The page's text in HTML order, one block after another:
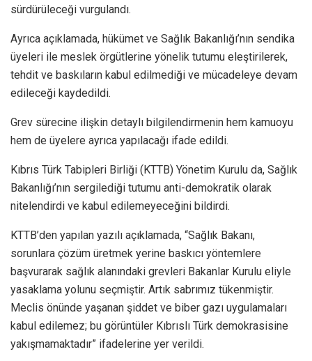
sürdürüleceği vurgulandı.
Ayrıca açıklamada, hükümet ve Sağlık Bakanlığı’nın sendika
üyeleri ile meslek örgütlerine yönelik tutumu eleştirilerek,
tehdit ve baskıların kabul edilmediği ve mücadeleye devam
edileceği kaydedildi.
Grev sürecine ilişkin detaylı bilgilendirmenin hem kamuoyu
hem de üyelere ayrıca yapılacağı ifade edildi.
Kıbrıs Türk Tabipleri Birliği (KTTB) Yönetim Kurulu da, Sağlık
Bakanlığı’nın sergilediği tutumu anti-demokratik olarak
nitelendirdi ve kabul edilemeyeceğini bildirdi.
KTTB’den yapılan yazılı açıklamada, “Sağlık Bakanı,
sorunlara çözüm üretmek yerine baskıcı yöntemlere
başvurarak sağlık alanındaki grevleri Bakanlar Kurulu eliyle
yasaklama yolunu seçmiştir. Artık sabrımız tükenmiştir.
Meclis önünde yaşanan şiddet ve biber gazı uygulamaları
kabul edilemez; bu görüntüler Kıbrıslı Türk demokrasisine
yakışmamaktadır” ifadelerine yer verildi.